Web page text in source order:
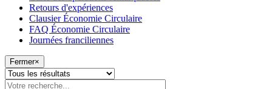
Retours d'expériences
Clausier Économie Circulaire
FAQ Économie Circulaire
Journées franciliennes
Fermer×